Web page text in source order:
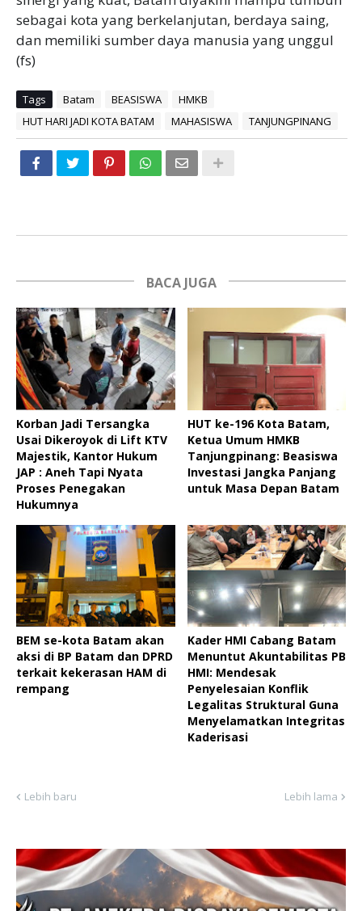
sebagai kota yang berkelanjutan, berdaya saing,
dan memiliki sumber daya manusia yang unggul
(fs)
Tags Batam BEASISWA
HMKB
HUT HARI JADI KOTA BATAM
MAHASISWA TANJUNGPINANG
BACA JUGA
Korban Jadi Tersangka
Usai Dikeroyok di Lift KTV
Majestik, Kantor Hukum
JAP : Aneh Tapi Nyata
Proses Penegakan
Hukumnya
HUT ke-196 Kota Batam,
Ketua Umum HMKB
Tanjungpinang: Beasiswa
Investasi Jangka Panjang
untuk Masa Depan Batam
BEM se-kota Batam akan
aksi di BP Batam dan DPRD
terkait kekerasan HAM di
rempang
Kader HMI Cabang Batam
Menuntut Akuntabilitas PB
HMI: Mendesak
Penyelesaian Konflik
Legalitas Struktural Guna
Menyelamatkan Integritas
Kaderisasi
Lebih baru Lebih lama